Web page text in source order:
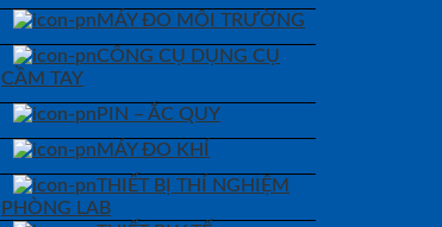
MÁY ĐO MÔI TRƯỜNG
CÔNG CỤ DỤNG CỤ
CẦM TAY
PIN – ẮC QUY
MÁY ĐO KHÍ
THIẾT BỊ THÍ NGHIỆM
PHÒNG LAB